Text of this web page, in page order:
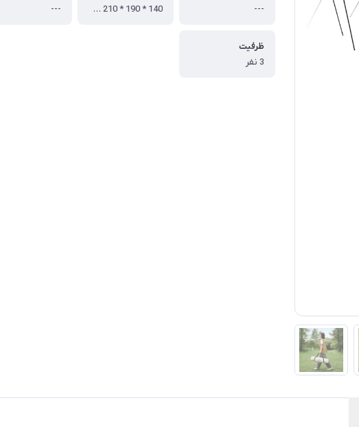
---
140 * 190 * 210 سانتی متر
---
ظرفیت
3 نفر